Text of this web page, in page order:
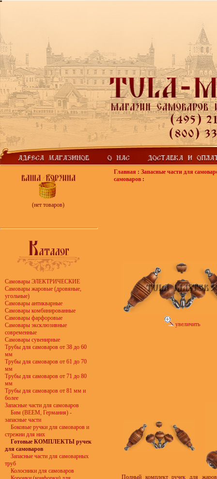
(нет товаров)
Самовары ЭЛЕКТРИЧЕСКИЕ
Самовары жаровые (дровяные,
угольные)
Самовары антикварные
Самовары комбинированные
Самовары фарфоровые
Самовары эксклюзивные
современные
Самовары сувенирные
Трубы для самоваров от 38 до 60
мм
Трубы для самоваров от 61 до 70
мм
Трубы для самоваров от 71 до 80
мм
Трубы для самоваров от 81 мм и
более
Запасные части для самоваров
Бим (BEEM, Германия) -
запасные части
Боковые ручки для самоваров и
стрежни для них
Готовые КОМПЛЕКТЫ ручек
для самоваров
Запасные части для самоварных
труб
Колосники для самоваров
Главная : Запасные части для
самоваров :
увеличить
Полный комплект ручек для